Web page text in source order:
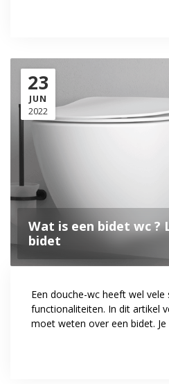
23
JUN
2022
Wat is een bidet wc ?
bidet
Een douche-wc heeft wel
functionaliteiten. In dit artikel
moet weten over een bidet. Je